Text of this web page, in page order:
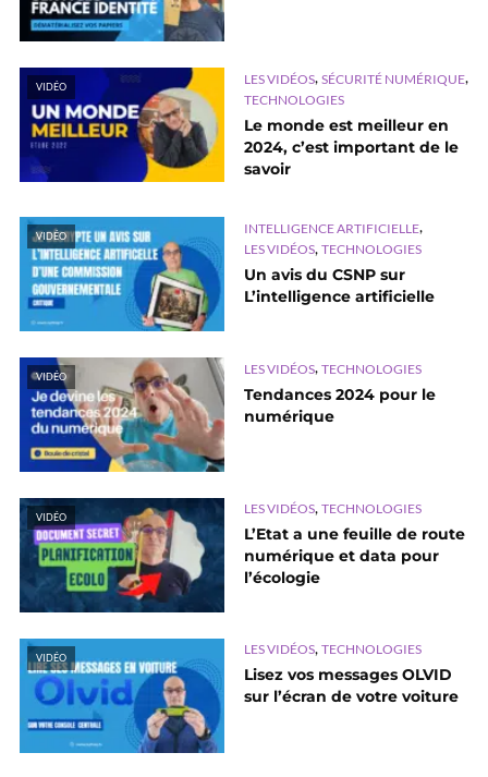
VIDÉO
LES VIDÉOS, SÉCURITÉ NUMÉRIQUE,
TECHNOLOGIES
Le monde est meilleur en
2024, c’est important de le
savoir
VIDÉO
INTELLIGENCE ARTIFICIELLE,
LES VIDÉOS, TECHNOLOGIES
Un avis du CSNP sur
L’intelligence artificielle
VIDÉO
LES VIDÉOS, TECHNOLOGIES
Tendances 2024 pour le
numérique
VIDÉO
LES VIDÉOS, TECHNOLOGIES
L’Etat a une feuille de route
numérique et data pour
l’écologie
VIDÉO
LES VIDÉOS, TECHNOLOGIES
Lisez vos messages OLVID
sur l’écran de votre voiture